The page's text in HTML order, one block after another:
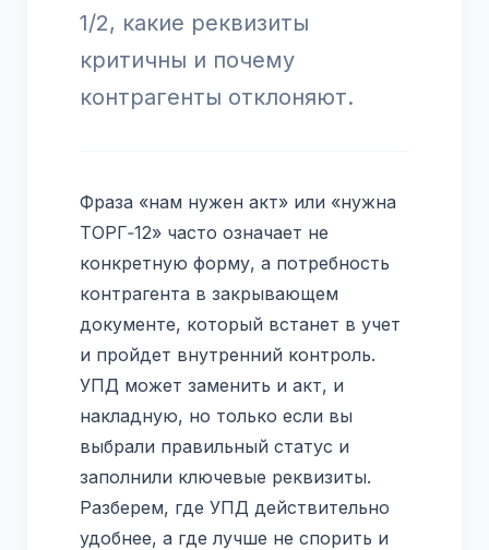
1/2, какие реквизиты
критичны и почему
контрагенты отклоняют.
Фраза «нам нужен акт» или «нужна
ТОРГ‑12» часто означает не
конкретную форму, а потребность
контрагента в закрывающем
документе, который встанет в учет
и пройдет внутренний контроль.
УПД может заменить и акт, и
накладную, но только если вы
выбрали правильный статус и
заполнили ключевые реквизиты.
Разберем, где УПД действительно
удобнее, а где лучше не спорить и